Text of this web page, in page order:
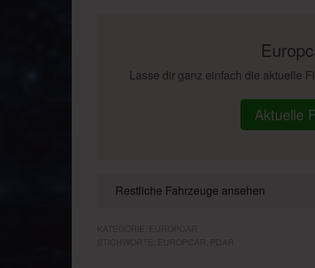
Lasse dir ganz einfach die aktuelle
Aktuelle
Restliche Fahrzeuge ansehen